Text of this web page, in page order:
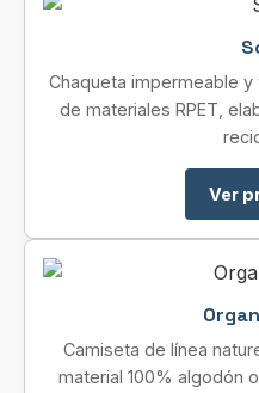
Chaqueta impermeable
de materiales RPET,
Ver
Camiseta de línea
material 100% algodón